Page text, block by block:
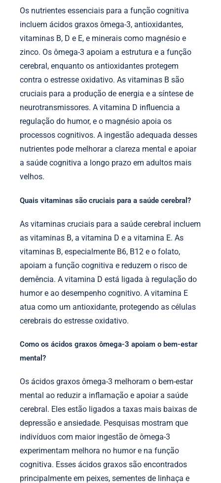
Os nutrientes essenciais para a função cognitiva
incluem ácidos graxos ômega-3, antioxidantes,
vitaminas B, D e E, e minerais como magnésio e
zinco. Os ômega-3 apoiam a estrutura e a função
cerebral, enquanto os antioxidantes protegem
contra o estresse oxidativo. As vitaminas B são
cruciais para a produção de energia e a síntese de
neurotransmissores. A vitamina D influencia a
regulação do humor, e o magnésio apoia os
processos cognitivos. A ingestão adequada desses
nutrientes pode melhorar a clareza mental e apoiar
a saúde cognitiva a longo prazo em adultos mais
velhos.
Quais vitaminas são cruciais para a saúde cerebral?
As vitaminas cruciais para a saúde cerebral incluem
as vitaminas B, a vitamina D e a vitamina E. As
vitaminas B, especialmente B6, B12 e o folato,
apoiam a função cognitiva e reduzem o risco de
demência. A vitamina D está ligada à regulação do
humor e ao desempenho cognitivo. A vitamina E
atua como um antioxidante, protegendo as células
cerebrais do estresse oxidativo.
Como os ácidos graxos ômega-3 apoiam o bem-estar
mental?
Os ácidos graxos ômega-3 melhoram o bem-estar
mental ao reduzir a inflamação e apoiar a saúde
cerebral. Eles estão ligados a taxas mais baixas de
depressão e ansiedade. Pesquisas mostram que
indivíduos com maior ingestão de ômega-3
experimentam melhora no humor e na função
cognitiva. Esses ácidos graxos são encontrados
principalmente em peixes, sementes de linhaça e